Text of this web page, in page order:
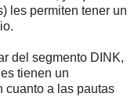
les permiten tener un
del segmento DINK,
tienen un
cuanto a las pautas